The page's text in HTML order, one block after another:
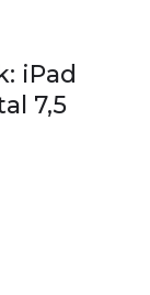
iPad
7,5